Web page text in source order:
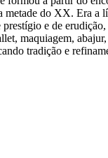
do XX. Era a
e de
maquiagem,
tradição e